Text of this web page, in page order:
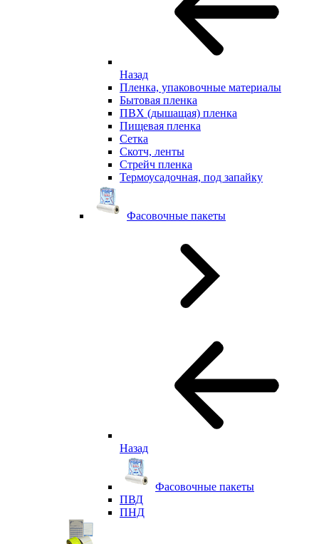
Назад
Пленка, упаковочные материалы
Бытовая пленка
ПВХ (дышащая) пленка
Пищевая пленка
Сетка
Скотч, ленты
Стрейч пленка
Термоусадочная, под запайку
Фасовочные пакеты
Назад
Фасовочные пакеты
ПВД
ПНД